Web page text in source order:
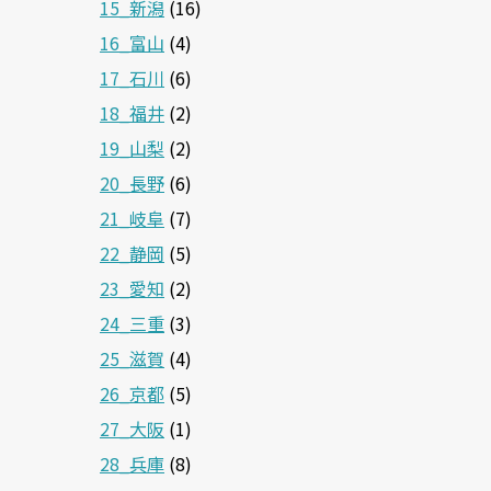
15_新潟 (16)
16_富山 (4)
17_石川 (6)
18_福井 (2)
19_山梨 (2)
20_長野 (6)
21_岐阜 (7)
22_静岡 (5)
23_愛知 (2)
24_三重 (3)
25_滋賀 (4)
26_京都 (5)
27_大阪 (1)
28_兵庫 (8)